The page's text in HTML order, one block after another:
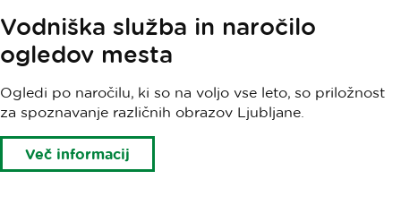
Vodniška služba in naročilo
ogledov mesta
Ogledi po naročilu, ki so na voljo vse leto, so priložnost
za spoznavanje različnih obrazov Ljubljane.
Več informacij